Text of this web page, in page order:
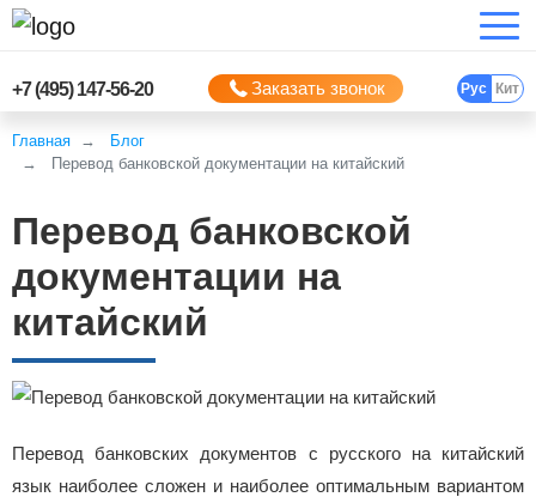
+7 (495) 147-56-20 Заказать звонок Рус Кит
Главная
Блог
Перевод банковской документации на китайский
Перевод банковской
документации на
китайский
Перевод банковских документов с русского на китайский
язык наиболее сложен и наиболее оптимальным вариантом